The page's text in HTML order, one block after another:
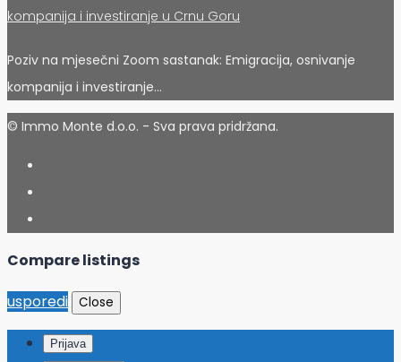
kompanija i investiranje u Crnu Goru
Poziv na mjesečni Zoom sastanak: Emigracija, osnivanje
kompanija i investiranje…
© Immo Monte d.o.o. - Sva prava pridržana.
Compare listings
usporedi
Close
Prijava